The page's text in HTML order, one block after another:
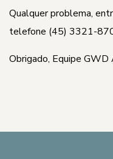
Qualquer problema,
telefone (45) 3321-
Obrigado, Equipe GWD